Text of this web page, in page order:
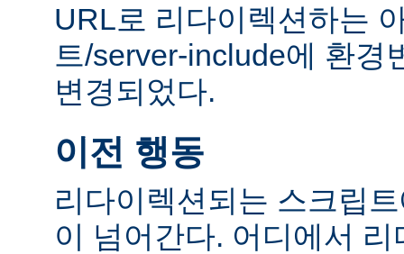
URL로 리다이렉션하는
트/server-include에 환경
변경되었다.
이전 행동
리다이렉션되는 스크립
이 넘어간다. 어디에서